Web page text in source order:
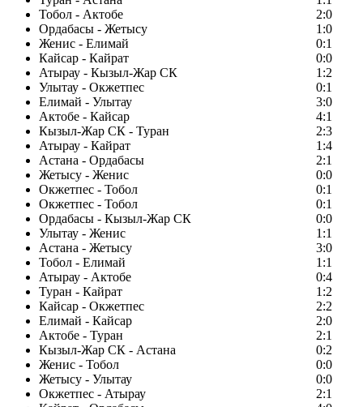
Тобол - Актобе
2:0
Ордабасы - Жетысу
1:0
Женис - Елимай
0:1
Кайсар - Кайрат
0:0
Атырау - Кызыл-Жар СК
1:2
Улытау - Окжетпес
0:1
Елимай - Улытау
3:0
Актобе - Кайсар
4:1
Кызыл-Жар СК - Туран
2:3
Атырау - Кайрат
1:4
Астана - Ордабасы
2:1
Жетысу - Женис
0:0
Окжетпес - Тобол
0:1
Окжетпес - Тобол
0:1
Ордабасы - Кызыл-Жар СК
0:0
Улытау - Женис
1:1
Астана - Жетысу
3:0
Тобол - Елимай
1:1
Атырау - Актобе
0:4
Туран - Кайрат
1:2
Кайсар - Окжетпес
2:2
Елимай - Кайсар
2:0
Актобе - Туран
2:1
Кызыл-Жар СК - Астана
0:2
Женис - Тобол
0:0
Жетысу - Улытау
0:0
Окжетпес - Атырау
2:1